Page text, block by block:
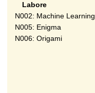
Labore
N002: Machine Learning
N005: Enigma
N006: Origami